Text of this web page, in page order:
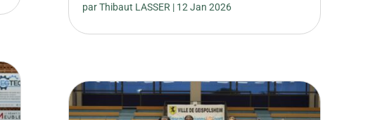
parThibaut LASSER | 12 Jan 2026